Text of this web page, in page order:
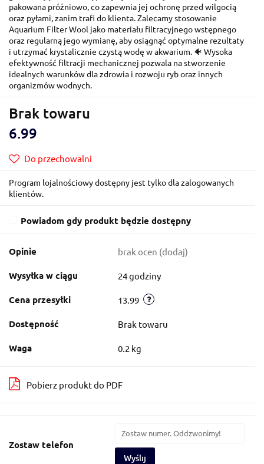
pakowana próżniowo, co zapewnia jej ochronę przed wilgocią
oraz pyłami, zanim trafi do klienta. Zalecamy stosowanie
Aquarium Filter Wool jako materiału filtracyjnego wstępnego
oraz regularną jego wymianę, aby osiągnąć optymalne rezultaty
i utrzymać krystalicznie czystą wodę w akwarium. 🐠 Wysoka
efektywność filtracji mechanicznej pozwala na stworzenie
idealnych warunków dla zdrowia i rozwoju ryb oraz innych
organizmów wodnych.
Brak towaru
6.99
Do przechowalni
Program lojalnościowy dostępny jest tylko dla zalogowanych
klientów.
Powiadom gdy produkt będzie dostępny
Opinie brak ocen (dodaj)
Wysyłka w ciągu 24 godziny
Cena przesyłki 13.99
Dostępność Brak towaru
Waga 0.2 kg
Pobierz produkt do PDF
Zostaw telefon
Wyślij